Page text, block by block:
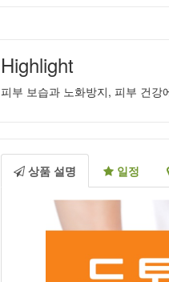
Highlight
피부 보습과 노화방지, 피부 건강
상품 설명 일정